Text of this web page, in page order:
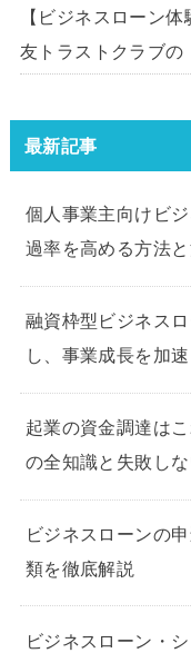
【ビジネスローン
友トラストクラブの
験してみました。
最新記事
個人事業主向けビ
過率を高める方法
融資枠型ビジネス
し、事業成長を加
起業の資金調達は
の全知識と失敗し
ビジネスローンの
類を徹底解説
ビジネスローン・